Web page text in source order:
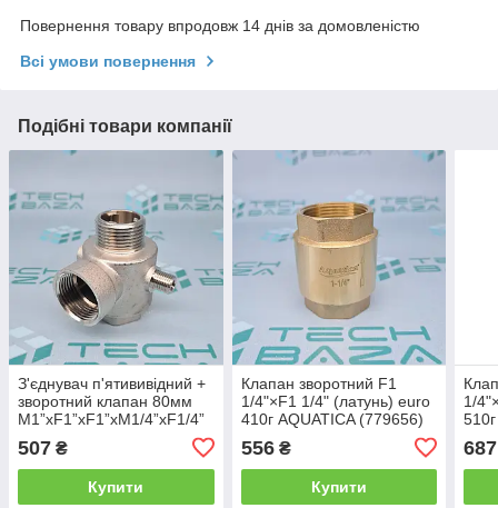
Повернення товару впродовж 14 днів за домовленістю
Всі умови повернення
Подібні товари компанії
З'єднувач п'ятививідний +
зворотний клапан 80мм
M1”xF1”xF1”xM1/4”xF1/4”
(779601)
507 ₴
Купити
Клапан зворотний F1
1/4"×F1 1/4" (латунь) euro
410г AQUATICA (779656)
556₴
Купити
1/
687